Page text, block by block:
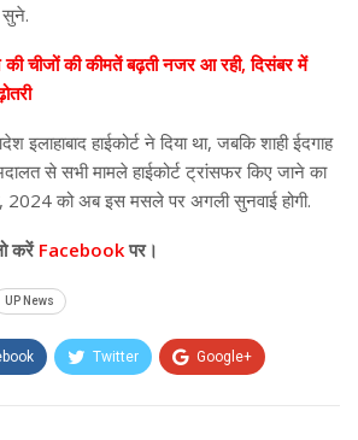
सुने.
की चीजों की कीमतें बढ़ती नजर आ रही, दिसंबर में
हाईकोर्ट ने दिया था, जबकि शाही ईदगाह
से सभी मामले हाईकोर्ट ट्रांसफर किए जाने का
2024 को अब इस मसले पर अगली सुनवाई होगी.
करेंFacebookपर।
UP News
Twitter Google+